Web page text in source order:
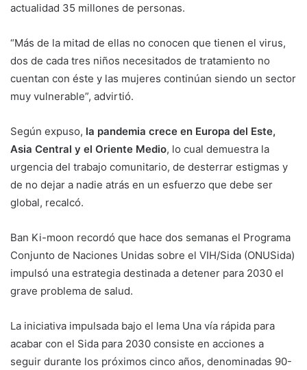
actualidad 35 millones de personas.
“Más de la mitad de ellas no conocen que tienen el virus,
dos de cada tres niños necesitados de tratamiento no
cuentan con éste y las mujeres continúan siendo un sector
muy vulnerable”, advirtió.
Según expuso, la pandemia crece en Europa del Este,
Asia Central y el Oriente Medio, lo cual demuestra la
urgencia del trabajo comunitario, de desterrar estigmas y
de no dejar a nadie atrás en un esfuerzo que debe ser
global, recalcó.
Ban Ki-moon recordó que hace dos semanas el Programa
Conjunto de Naciones Unidas sobre el VIH/Sida (ONUSida)
impulsó una estrategia destinada a detener para 2030 el
grave problema de salud.
La iniciativa impulsada bajo el lema Una vía rápida para
acabar con el Sida para 2030 consiste en acciones a
seguir durante los próximos cinco años, denominadas 90-